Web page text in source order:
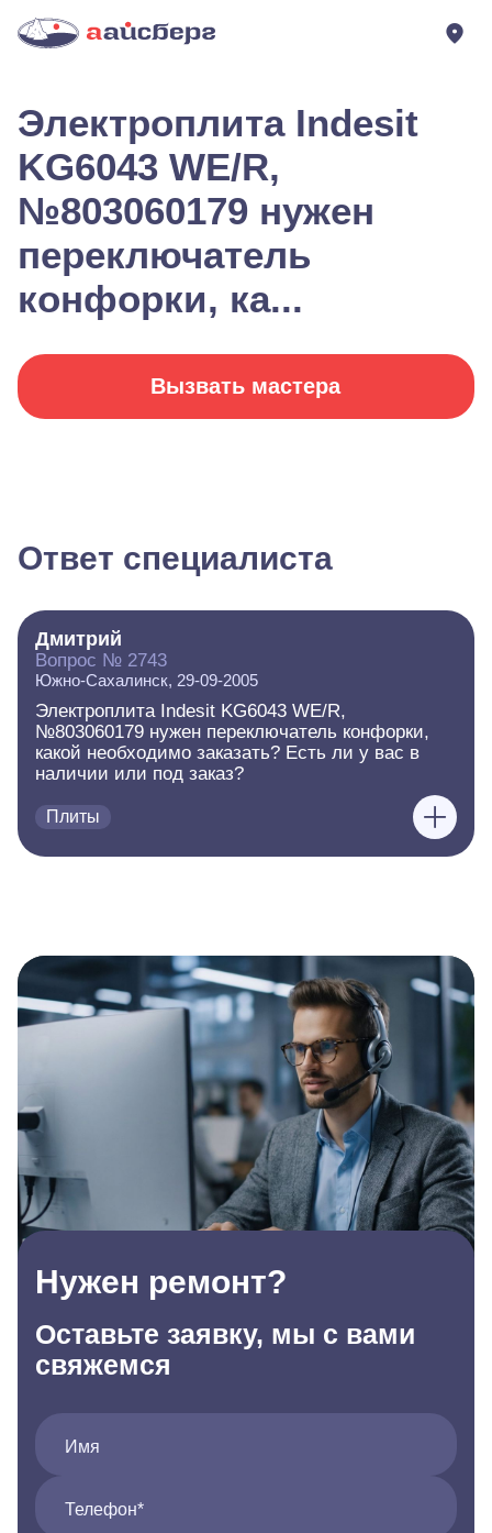
Электроплита Indesit
KG6043 WE/R,
№803060179 нужен
переключатель
конфорки, ка...
Вызвать мастера
Ответ специалиста
Дмитрий
Вопрос № 2743
Южно-Сахалинск, 29-09-2005
Электроплита Indesit KG6043 WE/R,
№803060179 нужен переключатель конфорки,
какой необходимо заказать? Есть ли у вас в
наличии или под заказ?
Плиты
Нужен ремонт?
Оставьте заявку, мы с вами
свяжемся
Имя
Телефон*